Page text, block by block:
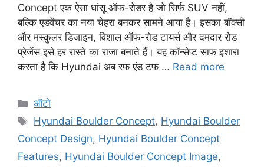
Concept एक ऐसा धांसू ऑफ-रोडर है जो सिर्फ SUV नहीं,
बल्कि एडवेंचर का नया चेहरा बनकर सामने आया है। इसका बॉक्सी
और मस्कुलर डिजाइन, विशाल ऑफ-रोड टायर्स और दमदार रोड
प्रेजेंस इसे हर रास्ते का राजा बनाते हैं। यह कॉन्सेप्ट साफ इशारा
करता है कि Hyundai अब रफ एंड टफ … Read more
Categories
ऑटो
Tags
Hyundai Boulder Concept, Hyundai Boulder
Concept Design, Hyundai Boulder Concept
Features, Hyundai Boulder Concept Image,